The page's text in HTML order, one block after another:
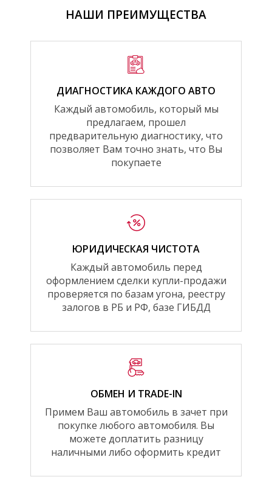
НАШИ ПРЕИМУЩЕСТВА
ДИАГНОСТИКА КАЖДОГО АВТО
Каждый автомобиль, который мы
предлагаем, прошел
предварительную диагностику, что
позволяет Вам точно знать, что Вы
покупаете
ЮРИДИЧЕСКАЯ ЧИСТОТА
Каждый автомобиль перед
оформлением сделки купли-продажи
проверяется по базам угона, реестру
залогов в РБ и РФ, базе ГИБДД
ОБМЕН И TRADE-IN
Примем Ваш автомобиль в зачет при
покупке любого автомобиля. Вы
можете доплатить разницу
наличными либо оформить кредит